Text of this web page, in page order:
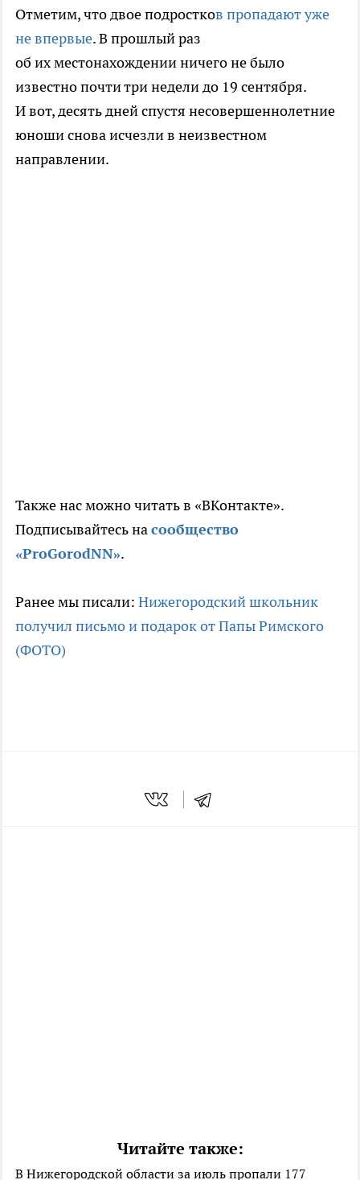
Отметим, что двое подростков пропадают уже
не впервые. В прошлый раз
об их местонахождении ничего не было
известно почти три недели до 19 сентября.
И вот, десять дней спустя несовершеннолетние
юноши снова исчезли в неизвестном
направлении.
Также нас можно читать в «ВКонтакте».
Подписывайтесь насообщество
«ProGorodNN».
Ранее мы писали: Нижегородский школьник
получил письмо и подарок от Папы Римского
(ФОТО)
Читайте также:
В Нижегородской области за июль пропали 177